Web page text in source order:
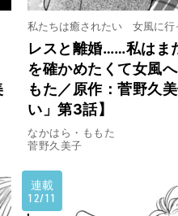
私たちは癒されたい 女風に行
レスと離婚……私は
を確かめたくて女風
もた／原作：菅野久
い」第3話】
なかはら・ももた
菅野久美子
連載
12/11